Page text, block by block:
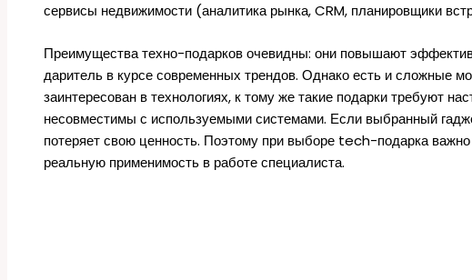
сервисы недвижимости (аналитика рынка, CRM, планировщики
Преимущества техно-подарков очевидны: они повышают
даритель в курсе современных трендов. Однако есть и сложные
заинтересован в технологиях, к тому же такие подарки требуют
несовместимы с используемыми системами. Если выбранный
потеряет свою ценность. Поэтому при выборе tech-подарка важно
реальную применимость в работе специалиста.